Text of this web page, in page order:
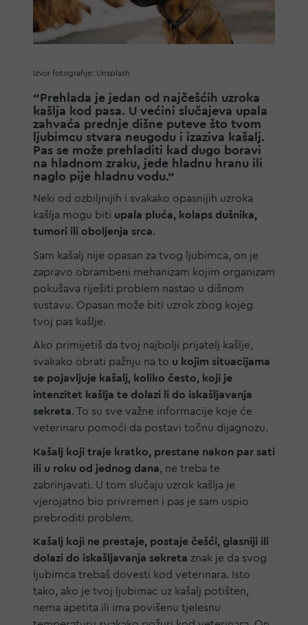
Izvor fotografije: Unsplash
"Prehlada je jedan od najčešćih uzroka
kašlja kod pasa. U većini slučajeva upala
zahvaća prednje dišne puteve što tvom
ljubimcu stvara neugodu i izaziva kašalj.
Pas se može prehladiti kad dugo boravi
na hladnom zraku, jede hladnu hranu ili
naglo pije hladnu vodu."
Neki od ozbiljnijih i svakako opasnijih uzroka
kašlja mogu biti upala pluća, kolaps dušnika,
tumori ili oboljenja srca.
Sam kašalj nije opasan za tvog ljubimca, on je
zapravo obrambeni mehanizam kojim organizam
pokušava riješiti problem nastao u dišnom
sustavu. Opasan može biti uzrok zbog kojeg
tvoj pas kašlje.
Ako primijetiš da tvoj najbolji prijatelj kašlje,
svakako obrati pažnju na to u kojim situacijama
se pojavljuje kašalj, koliko često, koji je
intenzitet kašlja te dolazi li do iskašljavanja
sekreta. To su sve važne informacije koje će
veterinaru pomoći da postavi točnu dijagnozu.
Kašalj koji traje kratko, prestane nakon par sati
ili u roku od jednog dana, ne treba te
zabrinjavati. U tom slučaju uzrok kašlja je
vjerojatno bio privremen i pas je sam uspio
prebroditi problem.
Kašalj koji ne prestaje, postaje češći, glasniji ili
dolazi do iskašljavanja sekreta znak je da svog
ljubimca trebaš dovesti kod veterinara. Isto
tako, ako je tvoj ljubimac uz kašalj potišten,
nema apetita ili ima povišenu tjelesnu